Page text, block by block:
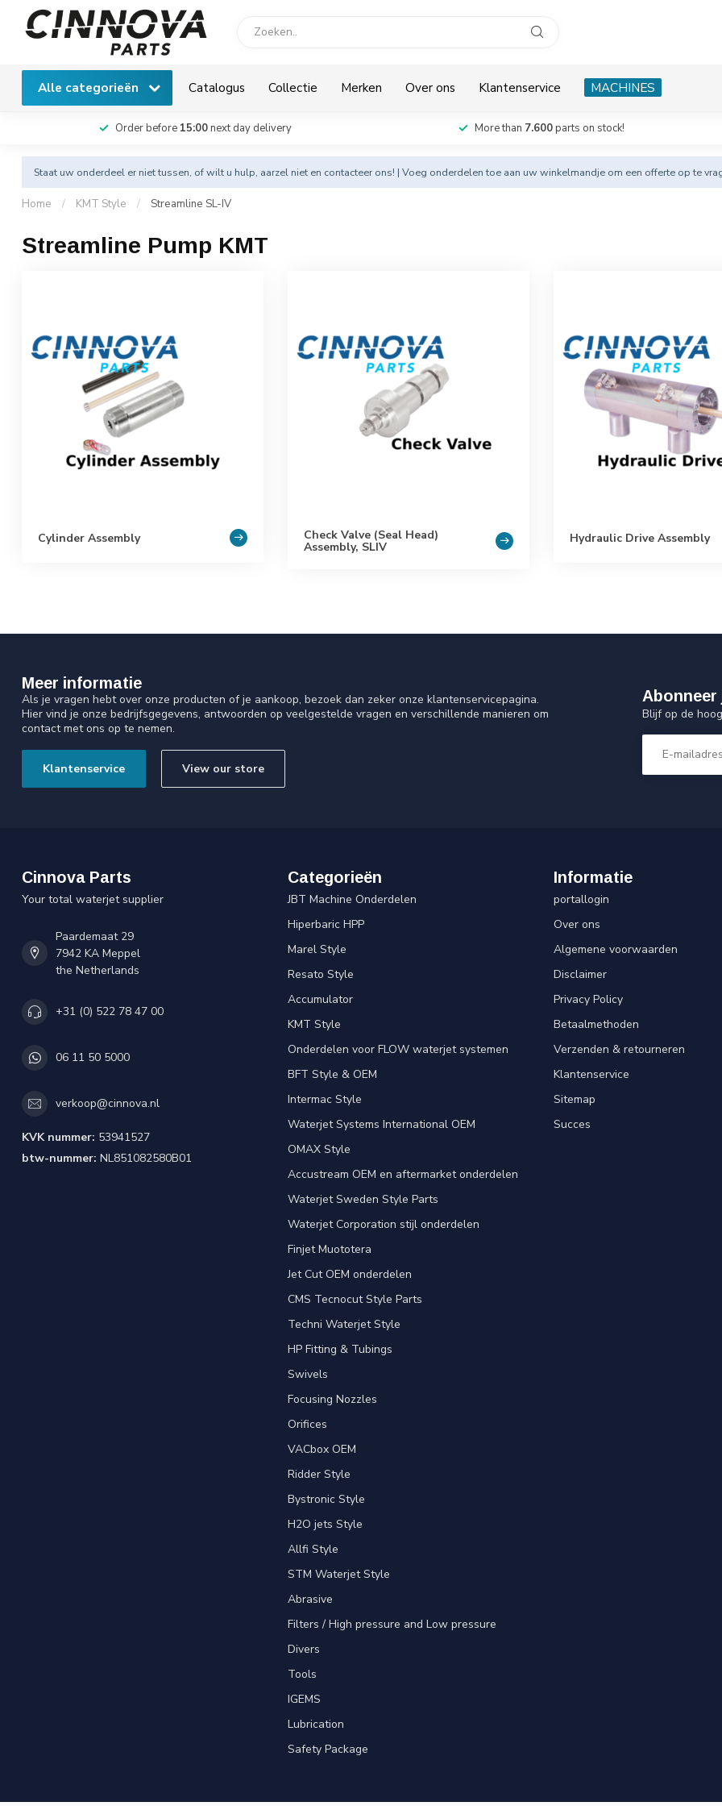
Alle categorieën Catalogus Collectie Merken Over ons Klantenservice MACHINES
Order before 15:00next day delivery More than 7.600parts on stock!
Staat uw onderdeel er niet tussen, of wilt u hulp, aarzel niet en contacteer ons! | Voeg onderdelen toe aan uw winkelmandje om een offerte op te
Home / KMT Style / Streamline SL-IV
Streamline Pump KMT
Cylinder Assembly Check Valve (Seal Head)
Assembly, SLIV
Hydraulic Drive Assembly
Meer informatie
Als je vragen hebt over onze producten of je aankoop, bezoek dan zeker onze klantenservicepagina.
Hier vind je onze bedrijfsgegevens, antwoorden op veelgestelde vragen en verschillende manieren om
contact met ons op te nemen.
Klantenservice View our store
Abonneer
Blijf op de
Cinnova Parts
Your total waterjet supplier
Paardemaat 29
7942 KA Meppel
the Netherlands
+31 (0) 522 78 47 00
06 11 50 5000
verkoop@cinnova.nl
KVK nummer: 53941527
btw-nummer: NL851082580B01
Categorieën
JBT Machine Onderdelen
Hiperbaric HPP
Marel Style
Resato Style
Accumulator
KMT Style
Onderdelen voor FLOW waterjet systemen
BFT Style & OEM
Intermac Style
Waterjet Systems International OEM
OMAX Style
Accustream OEM en aftermarket onderdelen
Waterjet Sweden Style Parts
Waterjet Corporation stijl onderdelen
Finjet Muototera
Jet Cut OEM onderdelen
CMS Tecnocut Style Parts
Techni Waterjet Style
HP Fitting & Tubings
Swivels
Focusing Nozzles
Orifices
VACbox OEM
Ridder Style
Bystronic Style
H2O jets Style
Allfi Style
STM Waterjet Style
Abrasive
Filters / High pressure and Low pressure
Divers
Tools
IGEMS
Lubrication
Safety Package
Informatie
portallogin
Over ons
Algemene voorwaarden
Disclaimer
Privacy Policy
Betaalmethoden
Verzenden & retourneren
Klantenservice
Sitemap
Succes